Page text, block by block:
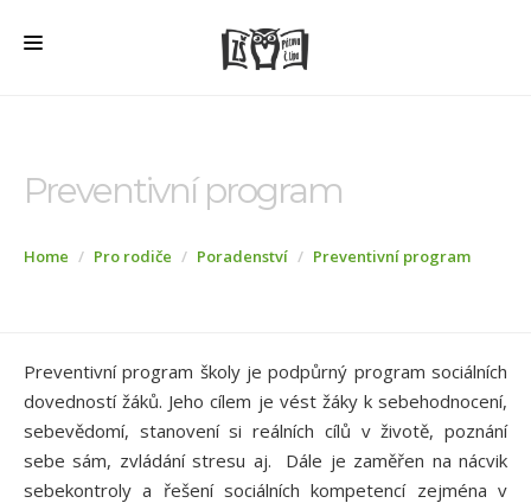
ŠD + ŠK
VEŘEJNÉ ZAKÁZKY
AKTUALITY
FOTOGALERIE
Preventivní program
Home Pro rodiče Poradenství Preventivní program
Preventivní program školy je podpůrný program sociálních
dovedností žáků. Jeho cílem je vést žáky k sebehodnocení,
sebevědomí, stanovení si reálních cílů v životě, poznání
sebe sám, zvládání stresu aj. Dále je zaměřen na nácvik
sebekontroly a řešení sociálních kompetencí zejména v